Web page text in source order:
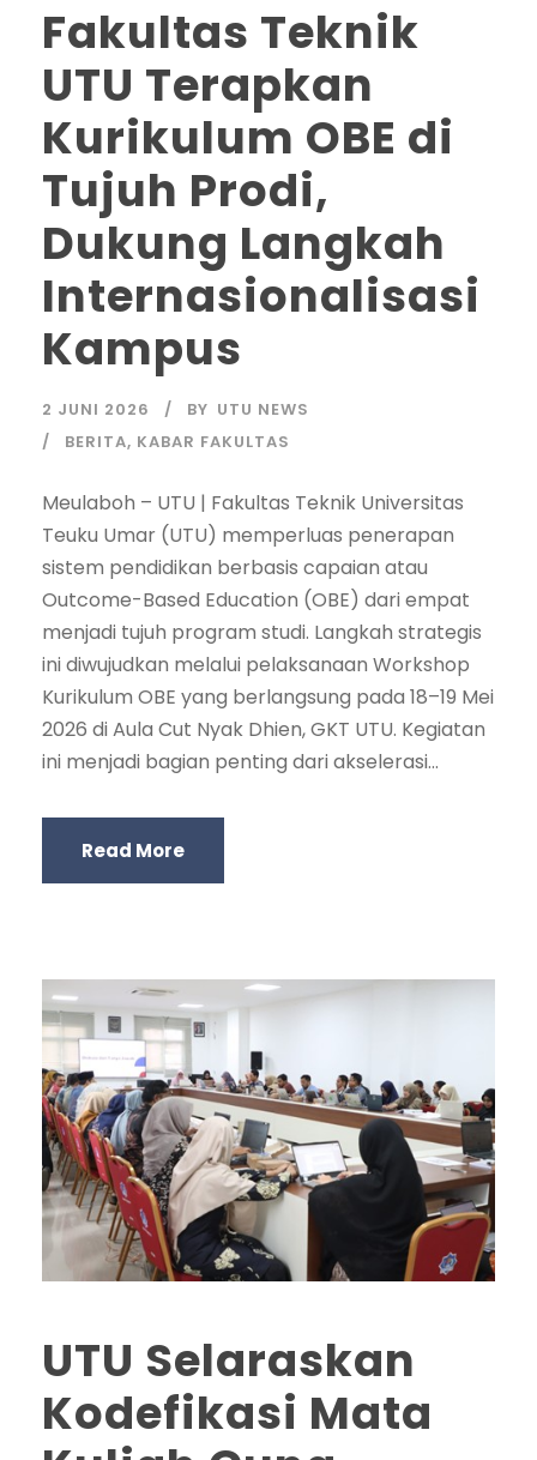
Fakultas Teknik
UTU Terapkan
Kurikulum OBE di
Tujuh Prodi,
Dukung Langkah
Internasionalisasi
Kampus
2 JUNI 2026 BY UTU NEWS
BERITA, KABAR FAKULTAS
Meulaboh – UTU | Fakultas Teknik Universitas
Teuku Umar (UTU) memperluas penerapan
sistem pendidikan berbasis capaian atau
Outcome-Based Education (OBE) dari empat
menjadi tujuh program studi. Langkah strategis
ini diwujudkan melalui pelaksanaan Workshop
Kurikulum OBE yang berlangsung pada 18–19 Mei
2026 di Aula Cut Nyak Dhien, GKT UTU. Kegiatan
ini menjadi bagian penting dari akselerasi...
Read More
UTU Selaraskan
Kodefikasi Mata